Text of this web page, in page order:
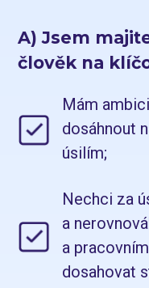
A) Jsem
člověk na
Mám
dosáhnout
úsilím;
Nechci za
a
a
dosahovat